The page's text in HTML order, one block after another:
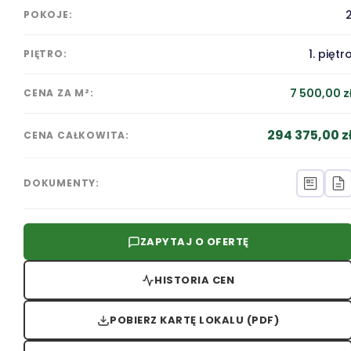
POKOJE: 2
PIĘTRO: 1. piętro
CENA ZA M²: 7 500,00
CENA CAŁKOWITA: 294 375,00
DOKUMENTY:
ZAPYTAJ O OFERTĘ
HISTORIA CEN
POBIERZ KARTĘ LOKALU (PDF)